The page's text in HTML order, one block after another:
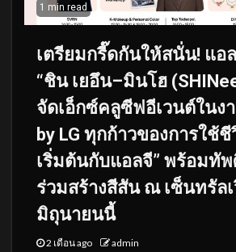
1 min read
เตรียมกรี๊ดกันให้สนั่น! แอ
“ชิน เยอึน–มินโฮ
จัดเอ็กซ์คลูซีฟอีเวนต์ในงา
by LG ทุกก้าวของการใช้
เริ่มต้นกับแอลจี” พร้อมทั
ร่วมสร้างสีสัน ณ เซ็นทรัล
มิถุนายนนี้
2 เดือน ago admin